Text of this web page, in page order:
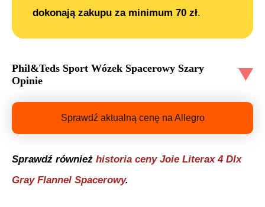
dokonają zakupu za minimum 70 zł.
Phil&Teds Sport Wózek Spacerowy Szary
Opinie
Sprawdź aktualną cenę na Allegro
Sprawdź również historia ceny Joie Literax 4 Dlx
Gray Flannel Spacerowy.